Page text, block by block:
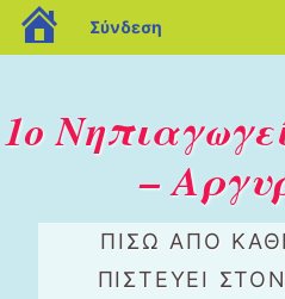
1ο
–
ΠΊΣΩ ΑΠΟ
ΠΙΣΤΕΎΕΙ
blogs.sch.gr
Σύνδεση